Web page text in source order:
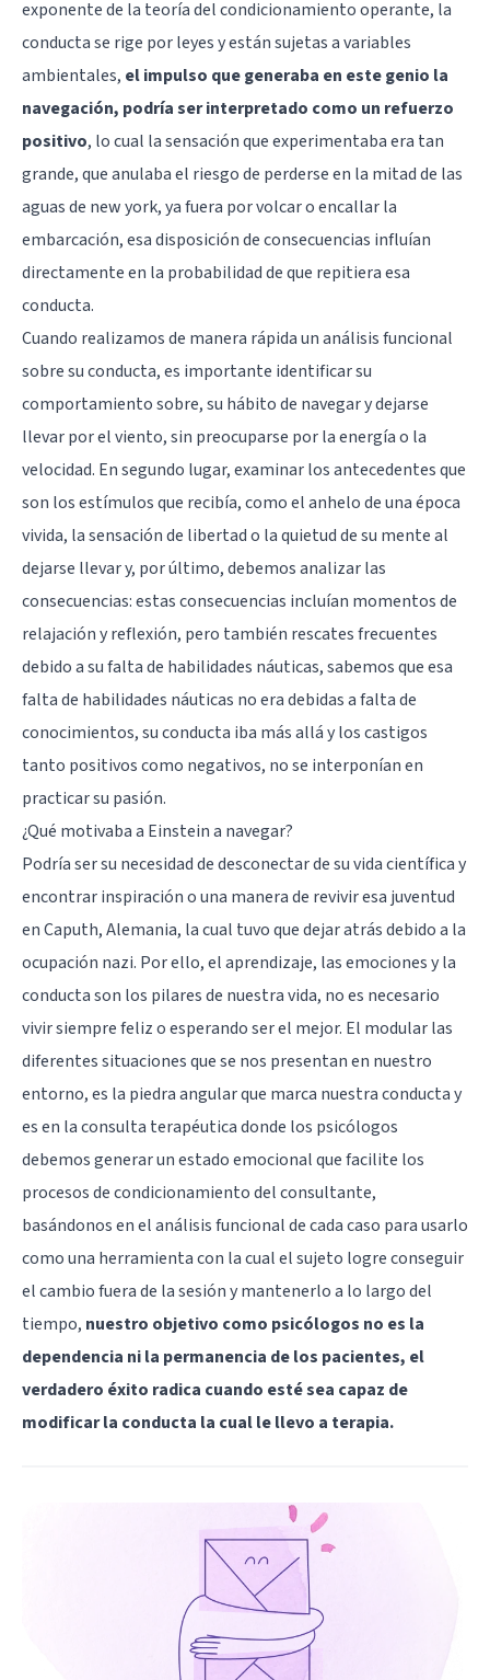
exponente de la teoría del condicionamiento operante, la
conducta se rige por leyes y están sujetas a variables
ambientales, el impulso que generaba en este genio la
navegación, podría ser interpretado como un refuerzo
positivo, lo cual la sensación que experimentaba era tan
grande, que anulaba el riesgo de perderse en la mitad de las
aguas de new york, ya fuera por volcar o encallar la
embarcación, esa disposición de consecuencias influían
directamente en la probabilidad de que repitiera esa
conducta.
Cuando realizamos de manera rápida un análisis funcional
sobre su conducta, es importante identificar su
comportamiento sobre, su hábito de navegar y dejarse
llevar por el viento, sin preocuparse por la energía o la
velocidad. En segundo lugar, examinar los antecedentes que
son los estímulos que recibía, como el anhelo de una época
vivida, la sensación de libertad o la quietud de su mente al
dejarse llevar y, por último, debemos analizar las
consecuencias: estas consecuencias incluían momentos de
relajación y reflexión, pero también rescates frecuentes
debido a su falta de habilidades náuticas, sabemos que esa
falta de habilidades náuticas no era debidas a falta de
conocimientos, su conducta iba más allá y los castigos
tanto positivos como negativos, no se interponían en
practicar su pasión.
¿Qué motivaba a Einstein a navegar?
Podría ser su necesidad de desconectar de su vida científica y
encontrar inspiración o una manera de revivir esa juventud
en Caputh, Alemania, la cual tuvo que dejar atrás debido a la
ocupación nazi. Por ello, el aprendizaje, las emociones y la
conducta son los pilares de nuestra vida, no es necesario
vivir siempre feliz o esperando ser el mejor. El modular las
diferentes situaciones que se nos presentan en nuestro
entorno, es la piedra angular que marca nuestra conducta y
es en la consulta terapéutica donde los psicólogos
debemos generar un estado emocional que facilite los
procesos de condicionamiento del consultante,
basándonos en el análisis funcional de cada caso para usarlo
como una herramienta con la cual el sujeto logre conseguir
el cambio fuera de la sesión y mantenerlo a lo largo del
tiempo, nuestro objetivo como psicólogos no es la
dependencia ni la permanencia de los pacientes, el
verdadero éxito radica cuando esté sea capaz de
modificar la conducta la cual le llevo a terapia.